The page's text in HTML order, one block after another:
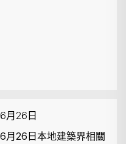
月26日
月26日本地建築界相關